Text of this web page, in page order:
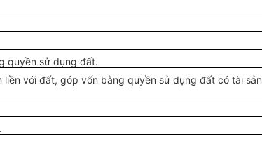
quyền sử dụng đất.
với đất, góp vốn bằng quyền sử dụng đất có tài sản